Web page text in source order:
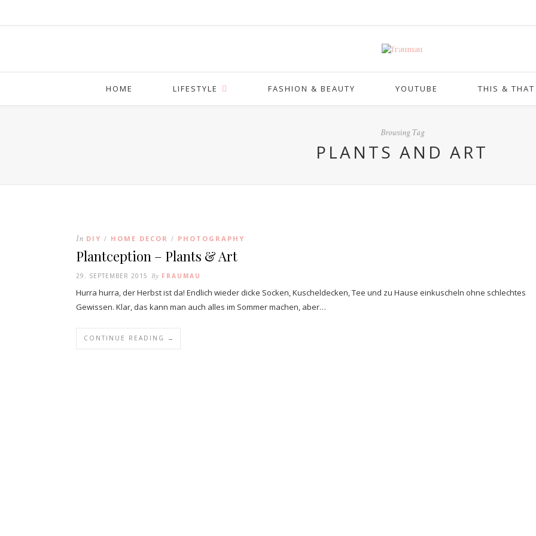
HOME LIFESTYLE FASHION & BEAUTY YOUTUBE THIS & THAT
Browsing Tag
PLANTS AND ART
In DIY / HOME DECOR / PHOTOGRAPHY
Plantception – Plants & Art
29. SEPTEMBER 2015 By FRAUMAU
Hurra hurra, der Herbst ist da! Endlich wieder dicke Socken, Kuscheldecken, Tee und zu Hause einkuscheln ohne schlechtes
Gewissen. Klar, das kann man auch alles im Sommer machen, aber…
CONTINUE READING →